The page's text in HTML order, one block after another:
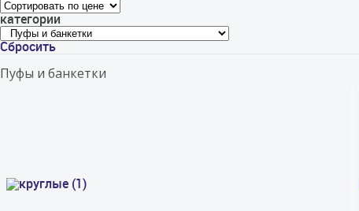
категории
Сбросить
Пуфы и банкетки